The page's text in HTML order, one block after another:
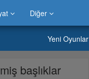
Diğer
Yeni Oyunlar
başlıklar